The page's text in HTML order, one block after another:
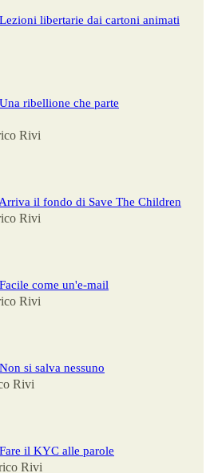
libertarie dai cartoni animati
ribellione che parte
Rivi
il fondo di Save The Children
Rivi
come un'e-mail
Rivi
si salva nessuno
Rivi
il KYC alle parole
Rivi